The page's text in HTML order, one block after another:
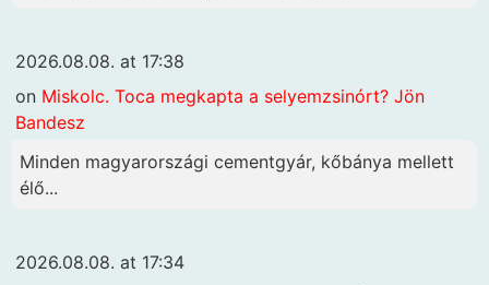
2026.08.08. at 17:38
on Miskolc. Toca megkapta a selyemzsinórt? Jön
Bandesz
Minden magyarországi cementgyár, kőbánya mellett
élő...
2026.08.08. at 17:34